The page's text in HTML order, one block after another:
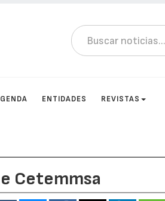
ENTIDADES REVISTAS
Cetemmsa